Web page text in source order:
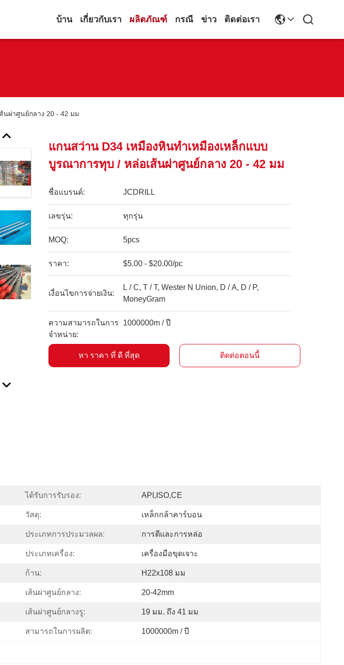
บ้าน เกี่ยวกับเรา ผลิตภัณฑ์ กรณี ข่าว ติดต่อเรา
นผ่าศูนย์กลาง 20 - 42 มม
แกนสว่าน D34 เหมืองหินทำเหมืองเหล็กแบบ
บูรณาการทุบ / หล่อเส้นผ่าศูนย์กลาง 20 - 42 มม
ชื่อแบรนด์: JCDRILL
เลขรุ่น: ทุกรุ่น
MOQ: 5pcs
ราคา: $5.00 - $20.00/pc
เงื่อนไขการจ่ายเงิน:
L / C, T / T, Wester N Union, D / A, D / P,
MoneyGram
ความสามารถในการ
จําหน่าย:
1000000m / ปี
หา ราคา ที่ ดี ที่สุด ติดต่อตอนนี้
ได้รับการรับรอง: API,ISO,CE
วัสดุ: เหล็กกล้าคาร์บอน
ประเภทการประมวลผล: การตีและการหล่อ
ประเภทเครื่อง: เครื่องมือขุดเจาะ
ก้าน: H22x108 มม
เส้นผ่าศูนย์กลาง: 20-42mm
เส้นผ่าศูนย์กลางรู: 19 มม. ถึง 41 มม
สามารถในการผลิต: 1000000m / ปี